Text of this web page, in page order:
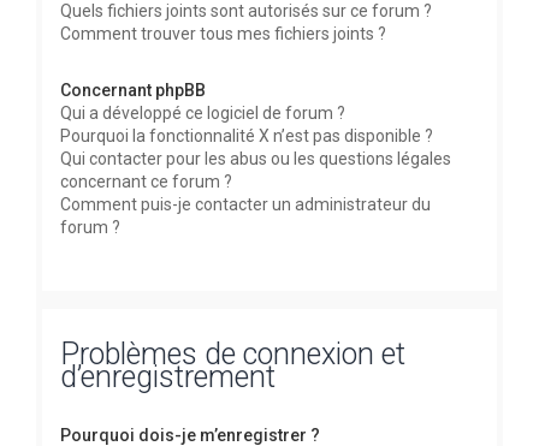
Quels fichiers joints sont autorisés sur ce forum ?
Comment trouver tous mes fichiers joints ?
Concernant phpBB
Qui a développé ce logiciel de forum ?
Pourquoi la fonctionnalité X n’est pas disponible ?
Qui contacter pour les abus ou les questions légales
concernant ce forum ?
Comment puis-je contacter un administrateur du
forum ?
Problèmes de connexion et
d’enregistrement
Pourquoi dois-je m’enregistrer ?